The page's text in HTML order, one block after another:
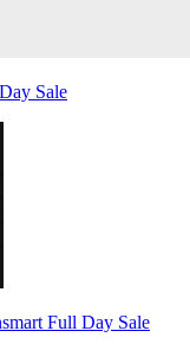
Sale
Full Day Sale